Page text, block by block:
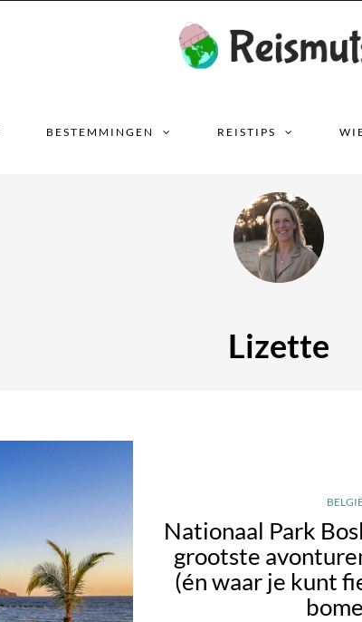
BESTEMMINGEN REISTIPS
Lizette
Nationaal Park
grootste
(én waar je kunt